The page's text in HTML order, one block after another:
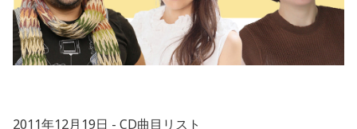
2011年12月19日 CD曲目リスト